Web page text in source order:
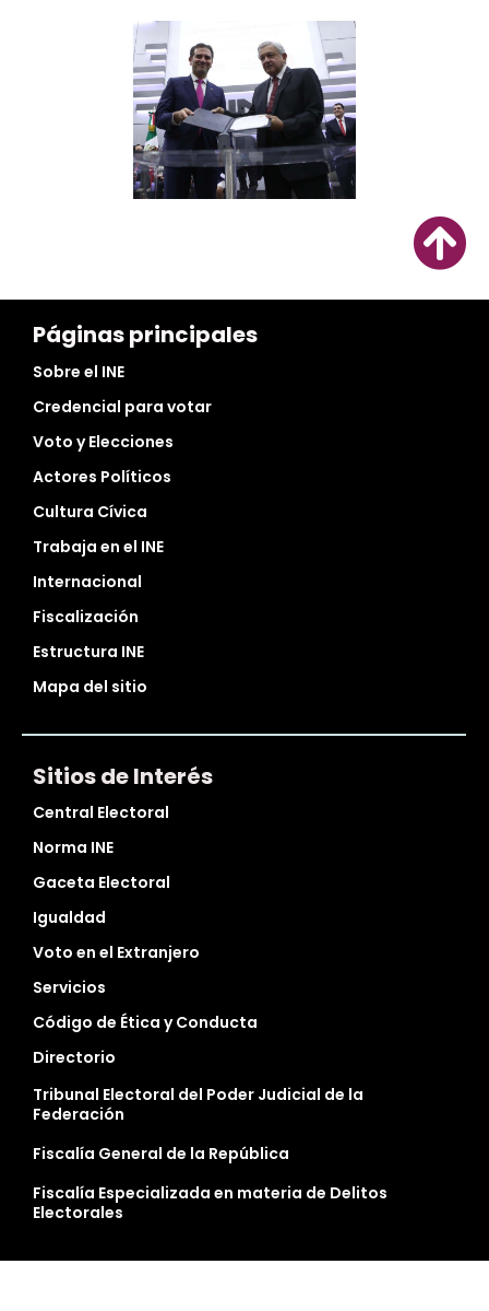
Páginas principales
Sobre el INE
Credencial para votar
Voto y Elecciones
Actores Políticos
Cultura Cívica
Trabaja en el INE
Internacional
Fiscalización
Estructura INE
Mapa del sitio
Sitios de Interés
Central Electoral
Norma INE
Gaceta Electoral
Igualdad
Voto en el Extranjero
Servicios
Código de Ética y Conducta
Directorio
Tribunal Electoral del Poder Judicial de la
Federación
Fiscalía General de la República
Fiscalía Especializada en materia de Delitos
Electorales